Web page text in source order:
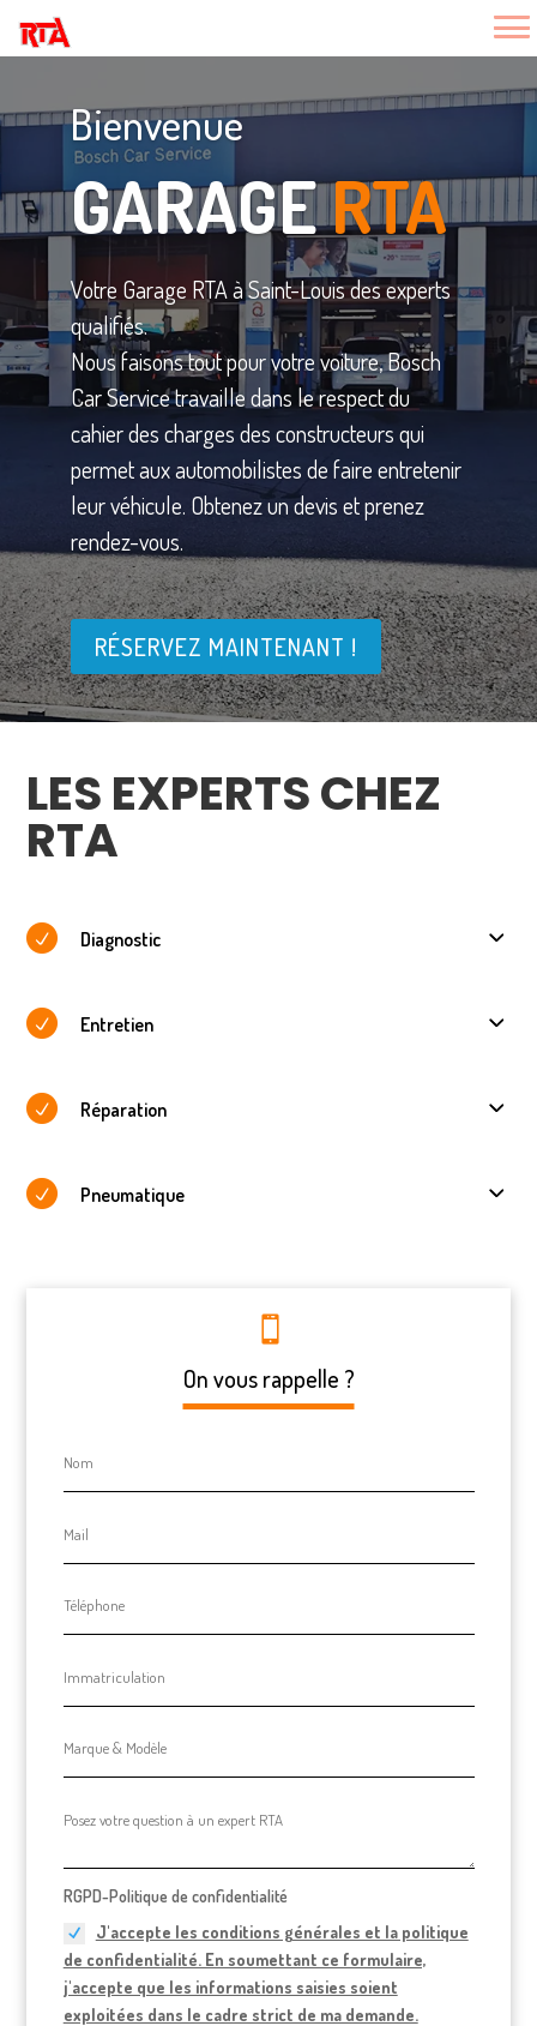
Bienvenue
GARAGERTA
Votre Garage RTA à Saint-Louis des experts
qualifiés.
Nous faisons tout pour votre voiture, Bosch
Car Service travaille dans le respect du
cahier des charges des constructeurs qui
permet aux automobilistes de faire entretenir
leur véhicule. Obtenez un devis et prenez
rendez-vous.
RÉSERVEZ MAINTENANT !
LES EXPERTS CHEZ
RTA
Diagnostic
Entretien
Réparation
Pneumatique
On vous rappelle ?
RGPD-Politique de confidentialité
J'accepte les conditions générales et la politique
de confidentialité. En soumettant ce formulaire,
j'accepte que les informations saisies soient
exploitées dans le cadre strict de ma demande.